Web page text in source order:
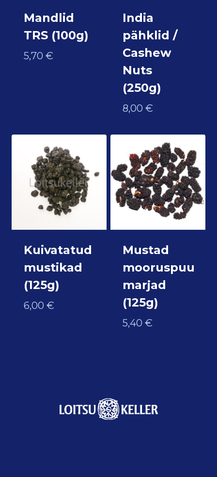
Mandlid
TRS (100g)
5,70 €
India
pähklid /
Cashew
Nuts
(250g)
8,00 €
Kuivatatud
mustikad
(125g)
6,00 €
Mustad
mooruspuu
marjad
(125g)
5,40 €